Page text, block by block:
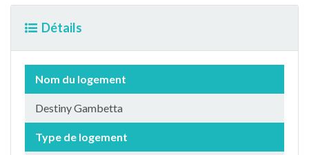
Détails
Nom du logement
Destiny Gambetta
Type de logement